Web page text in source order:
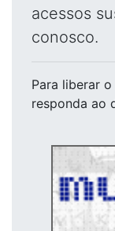
acessos
conosco.
Para liberar o
responda ao